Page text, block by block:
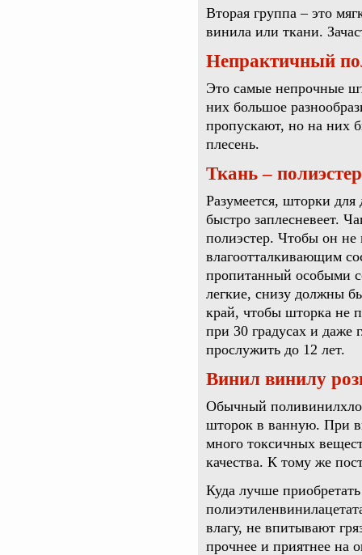
Вторая группа – это
винила или ткани.
Непрактичный
Это самые непрочные
них большое
пропускают, но на них
плесень.
Ткань – полиэстер
Разумеется, шторки
быстро заплесневеет.
полиэстер. Чтобы он не
влагоотталкивающим
пропитанный особыми
легкие, снизу должны
край, чтобы шторка не
при 30 градусах и даже
прослужить до 12 лет.
Винил винилу
Обычный
шторок в ванную. При
много токсичных
качества. К тому же
Куда лучше
влагу, не впитывают
прочнее и приятнее на